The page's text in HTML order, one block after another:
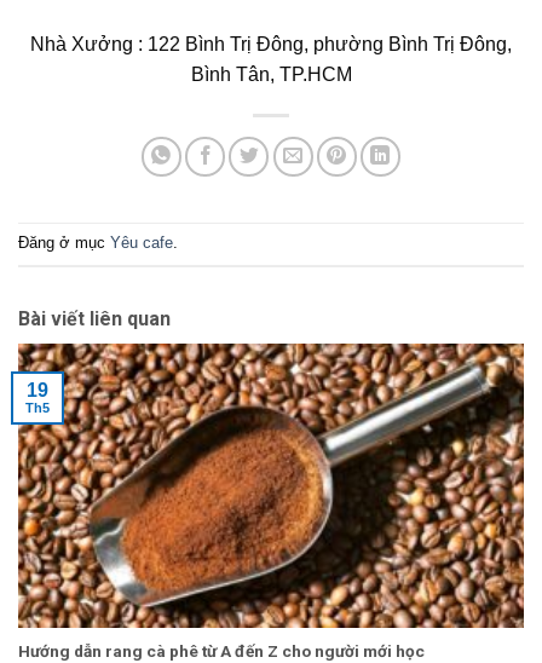
Nhà Xưởng : 122 Bình Trị Đông, phường Bình Trị Đông,
Bình Tân, TP.HCM
Đăng ở mục Yêu cafe
Bài viết liên quan
Hướng dẫn rang cà phê từ A đến Z cho người mới học
19
Th5